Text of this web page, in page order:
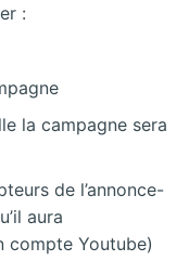
:
la campagne sera
de l’annonce-
aura
compte Youtube)